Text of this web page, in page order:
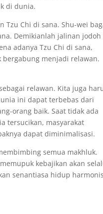
di dunia.
Tzu Chi di sana. Shu-wei
Demikianlah jalinan jodoh
adanya Tzu Chi di sana,
menjadi relawan.
relawan. Kita juga
ini dapat terbebas dari
orang baik. Saat tidak ada
tersucikan, masyarakat
dapat diminimalisasi.
semua makhluk.
kebajikan akan
senantiasa hidup